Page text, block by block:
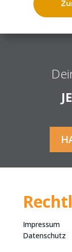
Impressum
Datenschutz